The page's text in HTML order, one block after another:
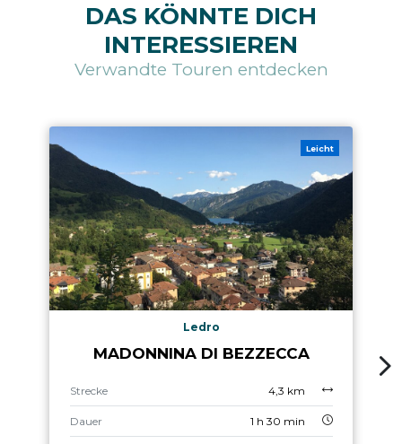
DAS KÖNNTE DICH
INTERESSIEREN
Verwandte Touren entdecken
Leicht
Ledro
MADONNINA DI BEZZECCA
Strecke 4,3 km
Dauer 1 h 30 min